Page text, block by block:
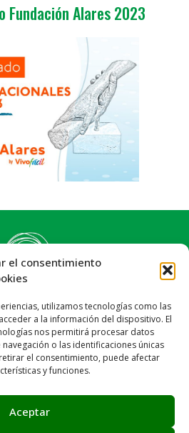
el consentimiento
utilizamos tecnologías como las
a la información del dispositivo. El
nos permitirá procesar datos
o las identificaciones únicas
el consentimiento, puede afectar
y funciones.
Aceptar
Fundación Alares 2023